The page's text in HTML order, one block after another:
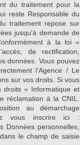
du traitement pour la
reste Responsable du
traitement repose sur
jusqu'à demande de
à la loi «
de rectification,
données. Vous pouvez
l’Agence / Le
sur vos droits. Si vous
droits « Informatique et
réclamation à la CNIL.
au démarchage
vous inscrire ici :
personnelles,
le champ de saisie